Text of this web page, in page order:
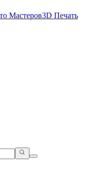
3D Печать